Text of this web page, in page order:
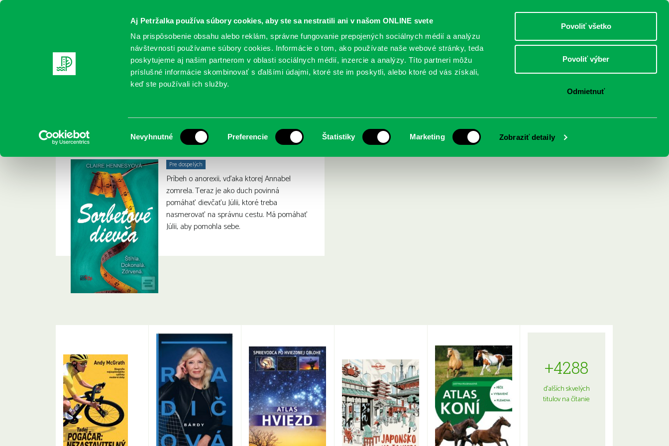
Aj Petržalka používa súbory cookies, aby ste sa nestratili ani v našom ONLINE svete
Na prispôsobenie obsahu alebo reklám, správne fungovanie prepojených sociálnych médií a analýzu
návštevnosti používame súbory cookies. Informácie o tom, ako používate naše webové stránky, teda
poskytujeme aj našim partnerom v oblasti sociálnych médií, inzercie a analýzy. Títo partneri môžu
príslušné informácie skombinovať s ďalšími údajmi, ktoré ste im poskytli, alebo ktoré od vás získali,
keď ste používali ich služby.
súhlasu
Nevyhnutné Preferencie Štatistiky Marketing Zobraziť detaily
Povoliť všetko
Povoliť výber
Odmietnuť
DOSPELÍ
REGISTRUJTE SA ONLINE KATALÓGY SLUŽBY PODUJATIA POBOČKY O KNIŽNICI
Hennessyová, C.: Sorbetové dievča
Pre dospelých
Príbeh o anorexii, vďaka ktorej Annabel
zomrela. Teraz je ako duch povinná
pomáhať dievčaťu Júlii, ktoré treba
nasmerovať na správnu cestu. Má pomáhať
Júlii, aby pomohla sebe.
+4288
ďalších skvelých
titulov na čítanie